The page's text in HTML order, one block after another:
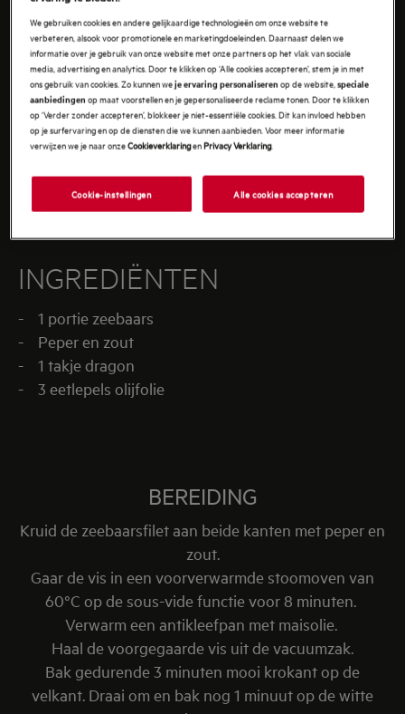
INGREDIËNTEN
- 1 portie zeebaars
- Peper en zout
- 1 takje dragon
- 3 eetlepels olijfolie
BEREIDING
Kruid de zeebaarsfilet aan beide kanten met peper en
zout.
Gaar de vis in een voorverwarmde stoomoven van
60°C op de sous-vide functie voor 8 minuten.
Verwarm een antikleefpan met maisolie.
Haal de voorgegaarde vis uit de vacuumzak.
Bak gedurende 3 minuten mooi krokant op de
velkant. Draai om en bak nog 1 minuut op de witte
We gebruiken cookies en andere gelijkaardige technologieën om onze website te
verbeteren, alsook voor promotionele en marketingdoeleinden. Daarnaast delen we
informatie over je gebruik van onze website met onze partners op het vlak van sociale
media, advertising en analytics. Door te klikken op ‘Alle cookies accepteren’, stem je in met
ons gebruik van cookies. Zo kunnen weje ervaring personaliserenop de website,speciale
aanbiedingen op maat voorstellen en je gepersonaliseerde reclame tonen. Door te klikken
op ‘Verder zonder accepteren’, blokkeer je niet-essentiële cookies. Dit kan invloed hebben
op je surfervaring en op de diensten die we kunnen aanbieden. Voor meer informatie
verwijzen we je naar onzeCookieverklaringenPrivacy Verklaring.
Cookie-instellingen Alle cookies accepteren